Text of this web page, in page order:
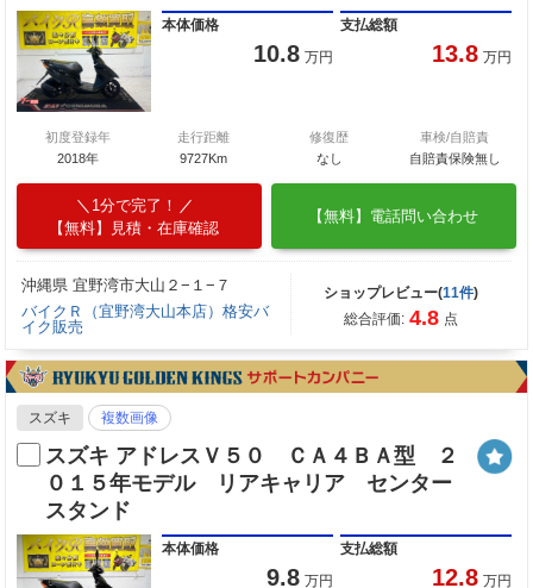
本体価格
10.8 万円
支払総額
13.8 万円
初度登録年
2018年
走行距離
9727Km
修復歴
なし
車検/自賠責
自賠責保険無し
1分で完了！
【無料】見積・在庫確認
【無料】電話問い合わせ
沖縄県 宜野湾市大山２−１−７
バイクＲ（宜野湾大山本店）格安バ
イク販売
ショップレビュー(11件)
総合評価: 4.8 点
スズキ 複数画像
スズキ アドレスＶ５０ ＣＡ４ＢＡ型 ２
０１５年モデル リアキャリア センター
スタンド
本体価格
9.8 万円
支払総額
12.8 万円